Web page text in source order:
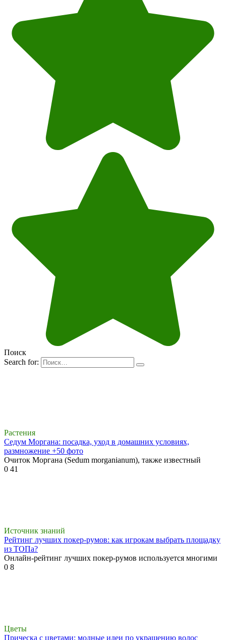
Поиск
Search for:
Растения
Седум Моргана: посадка, уход в домашних условиях,
размножение +50 фото
Очиток Моргана (Sedum morganianum), также известный
0 41
Источник знаний
Рейтинг лучших покер-румов: как игрокам выбрать площадку
из ТОПа?
Онлайн-рейтинг лучших покер-румов используется многими
0 8
Цветы
Прическа с цветами: модные идеи по украшению волос